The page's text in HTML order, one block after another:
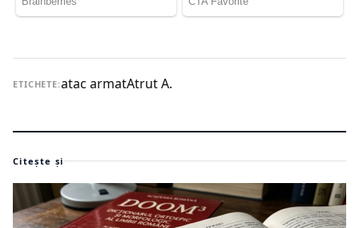
ETICHETE:atac armatAtrut A.
Citește și